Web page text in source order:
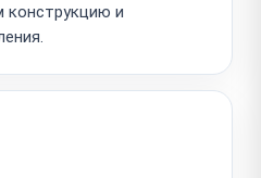
конструкцию и